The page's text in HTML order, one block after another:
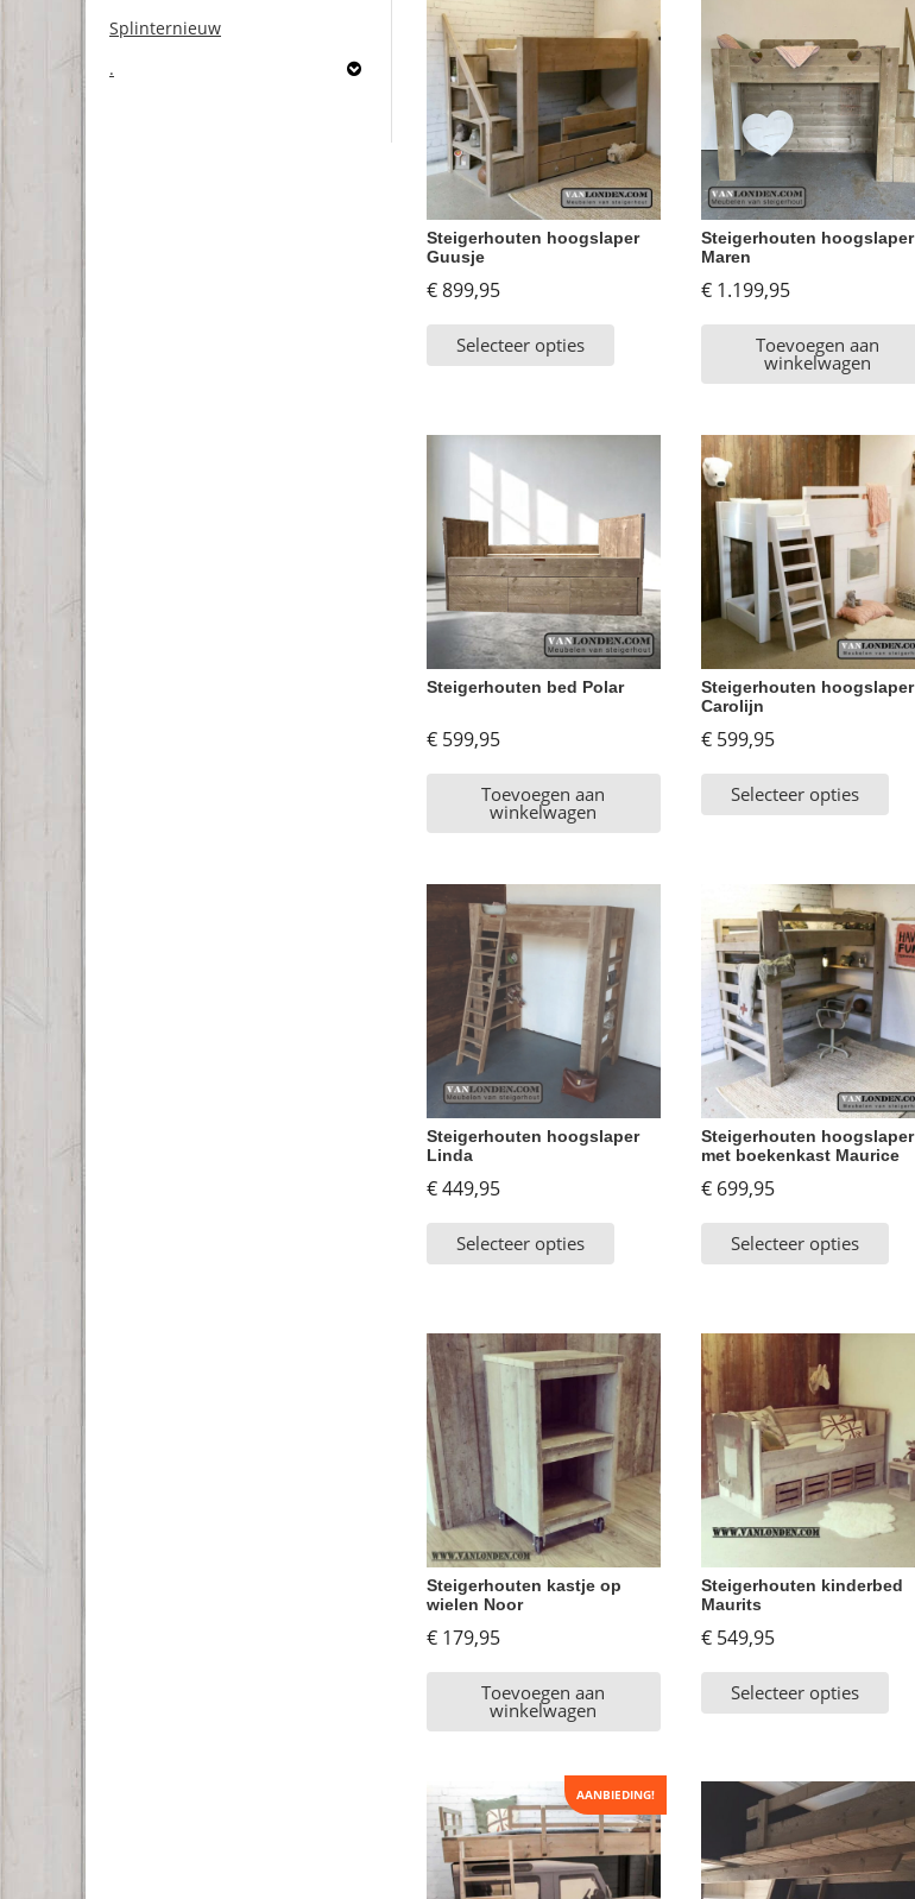
Splinternieuw
.
Steigerhouten hoogslaper
Guusje
€899,95
Selecteer opties
Steigerhouten hoogslaper
Maren
€1.199,95
Toevoegen aan
winkelwagen
Steigerhouten bed Polar
€599,95
Toevoegen aan
winkelwagen
Steigerhouten hoogslaper
Carolijn
€599,95
Selecteer opties
Steigerhouten hoogslaper
Linda
€449,95
Selecteer opties
Steigerhouten hoogslaper
met boekenkast Maurice
€699,95
Selecteer opties
Steigerhouten kastje op
wielen Noor
€179,95
Toevoegen aan
winkelwagen
Steigerhouten kinderbed
Maurits
€549,95
Selecteer opties
AANBIEDING!